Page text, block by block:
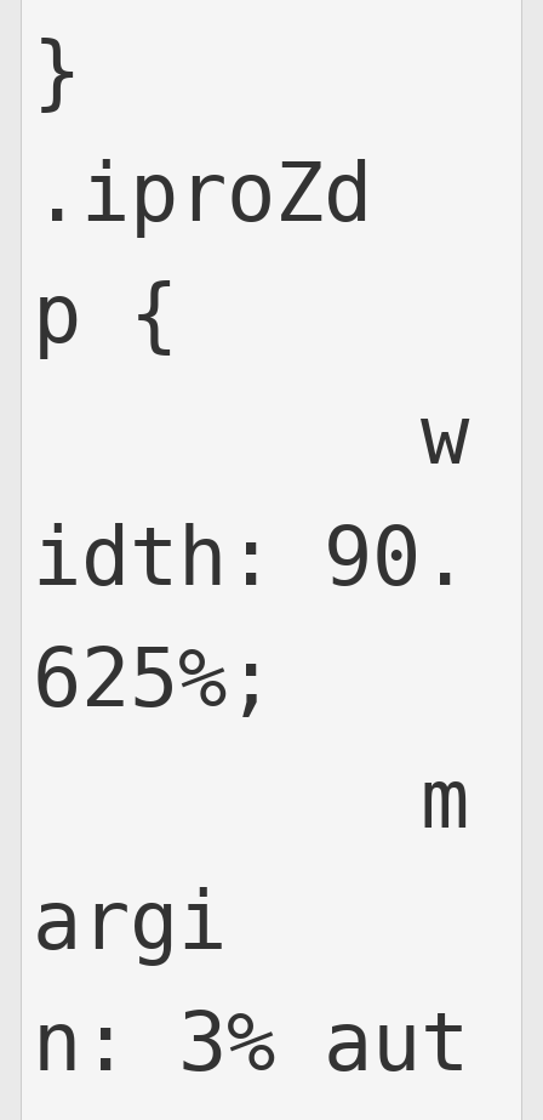
}
.iproZd
p {
	w
idth: 90.
625%;
argi
n: 3% aut